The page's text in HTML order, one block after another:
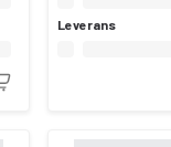
Leverans